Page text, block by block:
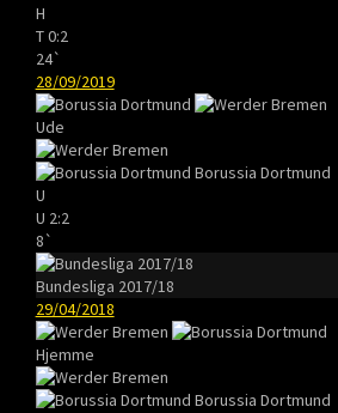
H
T0:2
24`
28/09/2019
Ude
Borussia Dortmund
U
U 2:2
8`
Bundesliga 2017/18
29/04/2018
Hjemme
Borussia Dortmund